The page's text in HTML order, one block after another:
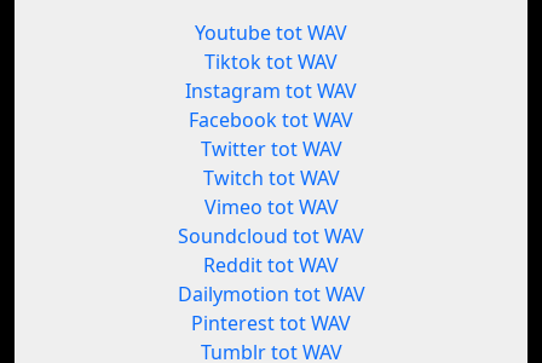
Youtube tot WAV
Tiktok tot WAV
Instagram tot WAV
Facebook tot WAV
Twitter tot WAV
Twitch tot WAV
Vimeo tot WAV
Soundcloud tot WAV
Reddit tot WAV
Dailymotion tot WAV
Pinterest tot WAV
Tumblr tot WAV